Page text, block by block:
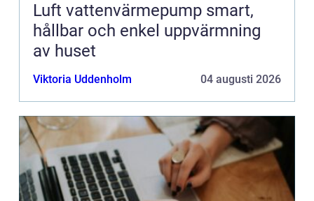
Luft vattenvärmepump smart,
hållbar och enkel uppvärmning
av huset
Viktoria Uddenholm 04 augusti 2026